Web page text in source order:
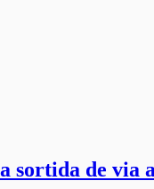
sortida de via